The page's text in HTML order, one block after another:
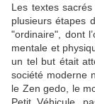
Les textes sacrés
plusieurs étapes
"ordinaire", dont
mentale et
un tel but était
société moderne
le Zen gedo, le